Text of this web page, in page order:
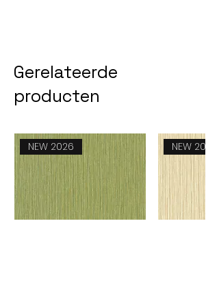
Gerelateerde
producten
NEW 2026 NEW 2026